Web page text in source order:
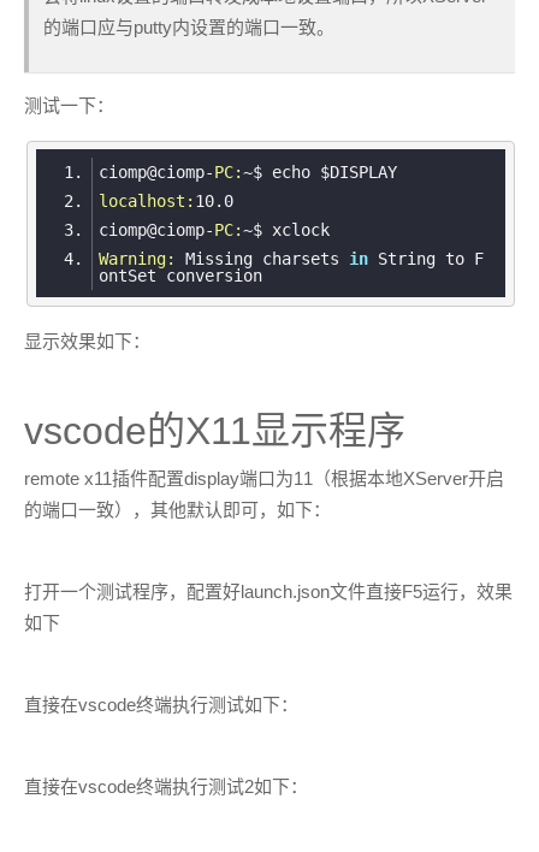
的端口应与putty内设置的端口一致。
测试一下：
ciomp@ciomp-PC:
localhost: 10.0
ciomp@ciomp-PC:
Warning:
Missing charsets in String to F
显示效果如下：
vscode的X11显示程序
remote x11插件配置display端口为11（根据本地XServer开启
的端口一致），其他默认即可，如下：
打开一个测试程序，配置好launch.json文件直接F5运行，效果
如下
直接在vscode终端执行测试如下：
直接在vscode终端执行测试2如下：